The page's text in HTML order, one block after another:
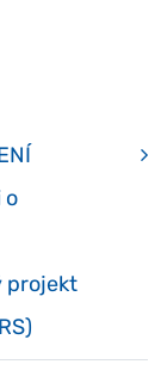
o
projekt